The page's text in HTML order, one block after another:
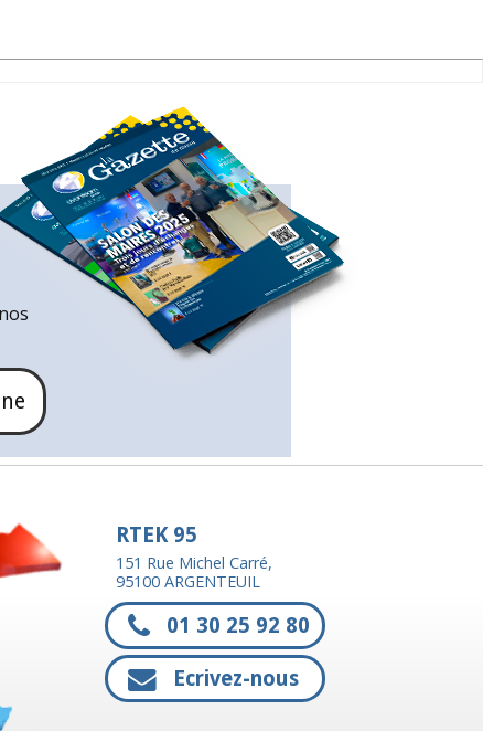
RTEK 95
151 Rue Michel Carré,
95100 ARGENTEUIL
01 30 25 92 80
Ecrivez-nous